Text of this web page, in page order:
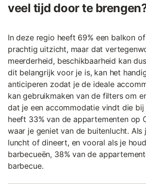
veel tijd door te
In deze regio heeft 69% een balkon
prachtig uitzicht, maar dat
meerderheid, beschikbaarheid kan
dit belangrijk voor je is, kan het
anticiperen zodat je de ideale
kan gebruikmaken van de filters om
dat je een accommodatie vindt die bij
heeft 33% van de appartementen op
waar je geniet van de buitenlucht. Als
luncht of dineert, en vooral als je
barbecueën, 38% van de
barbecue.